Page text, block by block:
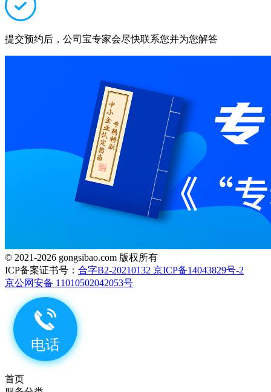
提交预约后，公司宝专家会尽快联系您并为您解答
© 2021-2026 gongsibao.com 版权所有
ICP备案证书号： 合字B2-20210132 京ICP备14043829号-2
京公网安备 11010502042053号
首页